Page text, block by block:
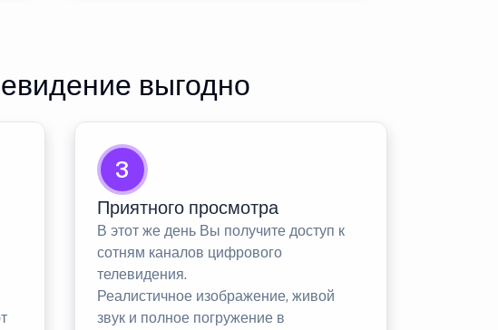
выгодно
3
Приятного просмотра
В этот же день Вы получите доступ к
сотням каналов цифрового
телевидения.
Реалистичное изображение, живой
звук и полное погружение в